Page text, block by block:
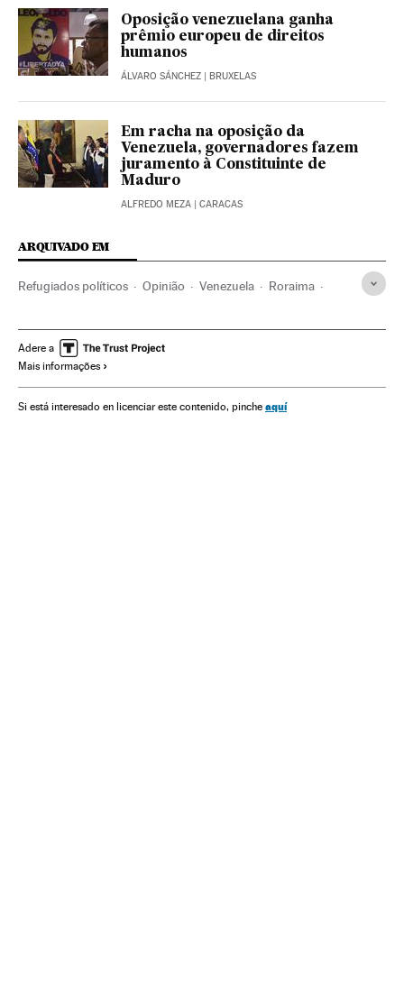
Oposição venezuelana ganha
prêmio europeu de direitos
humanos
ÁLVARO SÁNCHEZ | BRUXELAS
Em racha na oposição da
Venezuela, governadores fazem
juramento à Constituinte de
Maduro
ALFREDO MEZA | CARACAS
ARQUIVADO EM
Refugiados políticos Opinião Venezuela Roraima
Conflitos políticos América do Sul
Demografia
Nicolás Maduro
Adere a
Mais informações
Si está interesado en licenciar este contenido, pinche aquí